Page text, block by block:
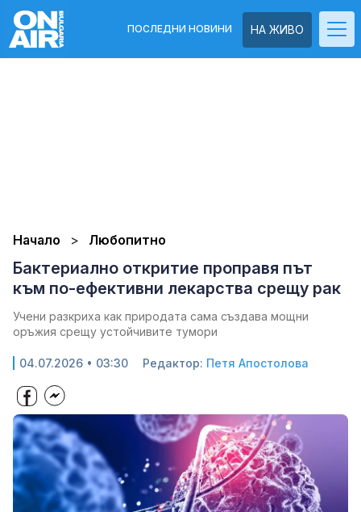
НА ЖИВО
ПОСЛЕДНИ НОВИНИ
Начало Любопитно
Бактериално откритие проправя път
към по-ефективни лекарства срещу рак
Учени разкриха как природата сама създава мощни
оръжия срещу устойчивите тумори
04.07.2026 • 03:30 Редактор: Петя Апостолова